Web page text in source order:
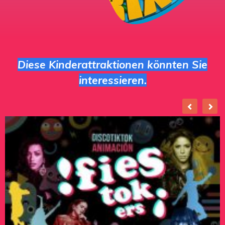
Diese Kinderattraktionen könnten Sie
interessieren.